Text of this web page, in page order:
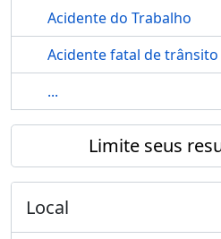
Acidente do Trabalho
Acidente fatal de trânsito
...
Limite seus
Local